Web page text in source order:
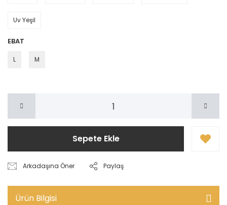
Uv Yeşil
EBAT
L M
Sepete Ekle
Arkadaşına Öner Paylaş
Ürün Bilgisi